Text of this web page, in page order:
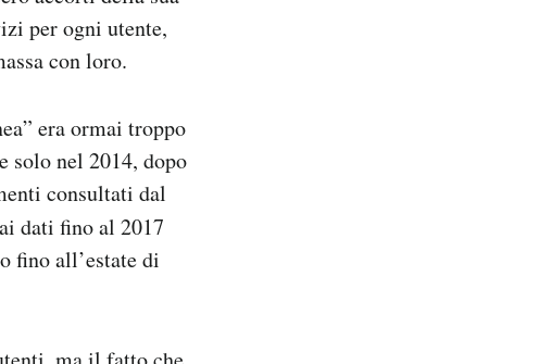
per ogni utente,
con loro.
era ormai troppo
nel 2014, dopo
consultati dal
dati fino al 2017
fino all’estate di